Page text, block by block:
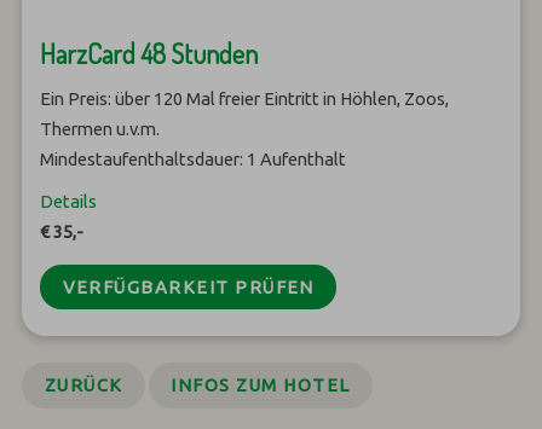
HarzCard 48 Stunden
Ein Preis: über 120 Mal freier Eintritt in Höhlen, Zoos,
Thermen u.v.m.
Mindestaufenthaltsdauer: 1 Aufenthalt
Details
€ 35,-
VERFÜGBARKEIT PRÜFEN
ZURÜCK INFOS ZUM HOTEL